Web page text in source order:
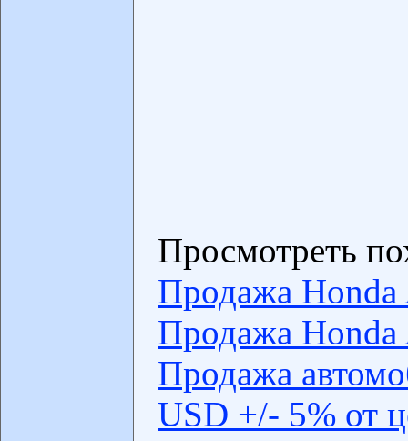
Просмотреть
Продажа Honda
Продажа Honda
Продажа
USD +/- 5% от